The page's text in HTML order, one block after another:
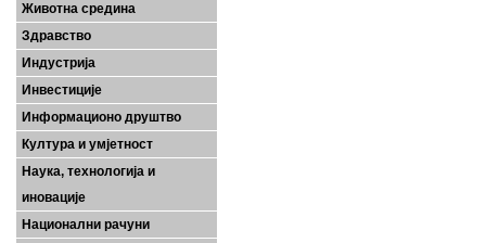
Животна средина
Здравство
Индустрија
Инвестиције
Информационо друштво
Култура и умјетност
Наука, технологија и
иновације
Национални рачуни